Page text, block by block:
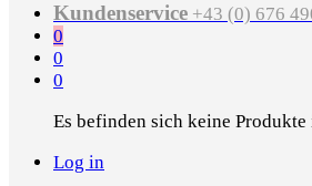
Kundenservice +43 (0) 676
0
0
0
Es befinden sich keine
Log in